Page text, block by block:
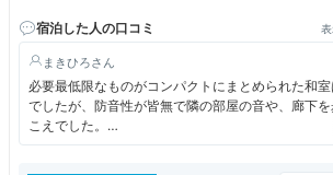
宿泊した人の口コミ
まきひろ
必要最低限なものがコンパクトにまとめられた和
でしたが、防音性が皆無で隣の部屋の音や、廊下
こえでした。